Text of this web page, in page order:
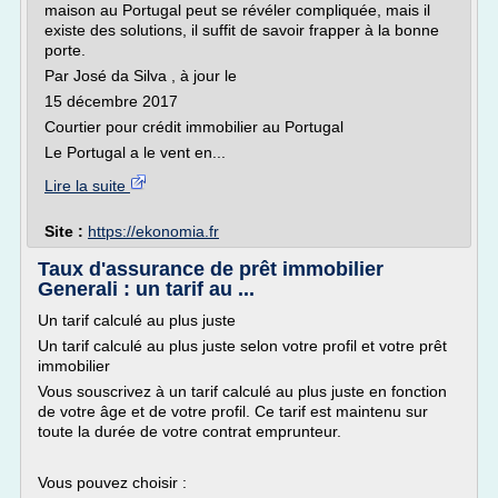
maison au Portugal peut se révéler compliquée, mais il
existe des solutions, il suffit de savoir frapper à la bonne
porte.
Par José da Silva , à jour le
15 décembre 2017
Courtier pour crédit immobilier au Portugal
Le Portugal a le vent en...
Lire la suite
Site : https://ekonomia.fr
Taux d'assurance de prêt immobilier
Generali : un tarif au ...
Un tarif calculé au plus juste
Un tarif calculé au plus juste selon votre profil et votre prêt
immobilier
Vous souscrivez à un tarif calculé au plus juste en fonction
de votre âge et de votre profil. Ce tarif est maintenu sur
toute la durée de votre contrat emprunteur.
Vous pouvez choisir :